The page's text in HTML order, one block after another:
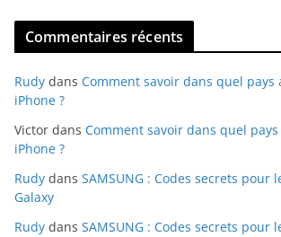
Commentaires récents
Rudy dans Comment savoir dans quel
iPhone ?
Victor dans Comment savoir dans quel
iPhone ?
Rudy dans SAMSUNG : Codes secrets pour
Galaxy
Rudy dans SAMSUNG : Codes secrets pour